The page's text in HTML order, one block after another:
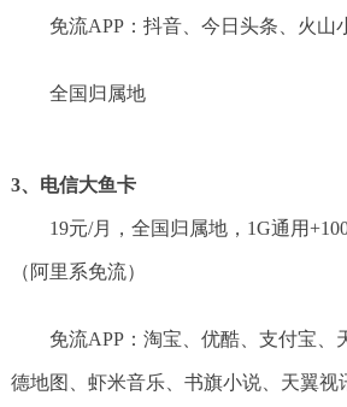
免流APP：抖音、今日头条、火山
全国归属地
3、电信大鱼卡
19元/月，全国归属地，1G通用
（阿里系免流）
免流APP：淘宝、优酷、支付宝、
德地图、虾米音乐、书旗小说、天翼视